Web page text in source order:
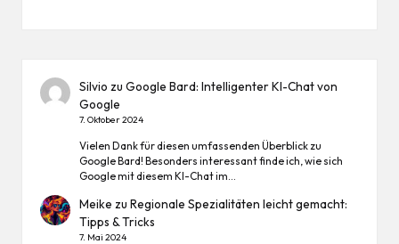
Silvio zuGoogle Bard: Intelligenter KI-Chat von
Google
7. Oktober 2024
Vielen Dank für diesen umfassenden Überblick zu
Google Bard! Besonders interessant finde ich, wie sich
Google mit diesem KI-Chat im…
Meike zuRegionale Spezialitäten leicht gemacht:
Tipps & Tricks
7. Mai 2024